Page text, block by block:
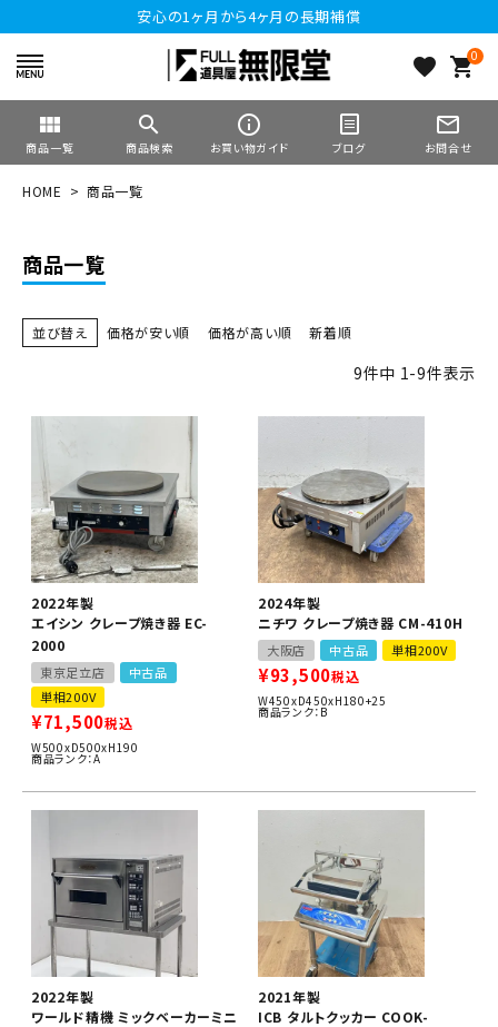
安心の1ヶ月から4ヶ月の長期補償
favorite 0
shopping_cart
view_module
商品一覧
search
商品検索
info_outline
お買い物ガイド ブログ
mail_outline
お問合せ
HOME 商品一覧
商品一覧
並び替え 価格が安い順 価格が高い順 新着順
9件中 1-9件表示
2022年製
エイシン クレープ焼き器 EC-
2000
東京足立店
中古品
単相200V
¥71,500税込
W500xD500xH190
商品ランク：A
2024年製
ニチワ クレープ焼き器 CM-410H
大阪店 中古品 単相200V
¥93,500税込
W450xD450xH180+25
商品ランク：B
2022年製
ワールド精機 ミックベーカーミニ
2021年製
ICB タルトクッカー COOK-